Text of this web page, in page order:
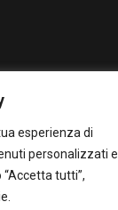
esperienza di
personalizzati e
tutti”,